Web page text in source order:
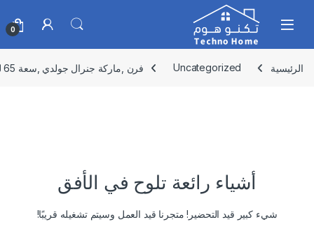
Skip to navigation
Skip to content
0
الرئيسية Uncategorized فرن ,ماركة جنرال جولدي ,سعة 65 لتر 4 وظائف ,GGO60S4F
أشياء رائعة تلوح في الأفق
شيء كبير قيد التحضير! متجرنا قيد العمل وسيتم تشغيله قريبًا!